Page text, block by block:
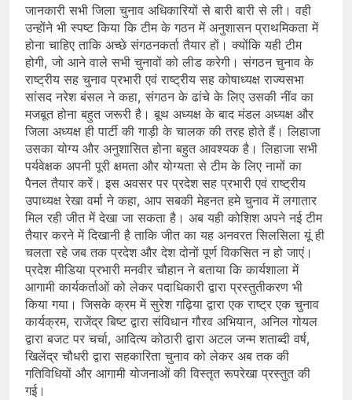
जानकारी सभी जिला चुनाव अधिकारियों से बारी बारी से ली। वही
उन्होंने भी स्पष्ट किया कि टीम के गठन में अनुशासन प्राथमिकता में
होना चाहिए ताकि अच्छे संगठनकर्ता तैयार हों। क्योंकि यही टीम
होगी, जो आने वाले सभी चुनावों को लीड करेगी। संगठन चुनाव के
राष्ट्रीय सह चुनाव प्रभारी एवं राष्ट्रीय सह कोषाध्यक्ष राज्यसभा
सांसद नरेश बंसल ने कहा, संगठन के ढांचे के लिए उसकी नींव का
मजबूत होना बहुत जरूरी है। बूथ अध्यक्ष के बाद मंडल अध्यक्ष और
जिला अध्यक्ष ही पार्टी की गाड़ी के चालक की तरह होते हैं। लिहाजा
उसका योग्य और अनुशासित होना बहुत आवश्यक है। लिहाजा सभी
पर्यवेक्षक अपनी पूरी क्षमता और योग्यता से टीम के लिए नामों का
पैनल तैयार करें। इस अवसर पर प्रदेश सह प्रभारी एवं राष्ट्रीय
उपाध्यक्ष रेखा वर्मा ने कहा, आप सबकी मेहनत हमे चुनाव में लगातार
मिल रही जीत में देखा जा सकता है। अब यही कोशिश अपने नई टीम
तैयार करने में दिखानी है ताकि जीत का यह अनवरत सिलसिला यूं ही
चलता रहे जब तक प्रदेश और देश दोनों पूर्ण विकसित न हो जाएं।
प्रदेश मीडिया प्रभारी मनवीर चौहान ने बताया कि कार्यशाला में
आगामी कार्यकर्ताओं को लेकर पदाधिकारी द्वारा प्रस्तुतीकरण भी
किया गया। जिसके क्रम में सुरेश गढ़िया द्वारा एक राष्ट्र एक चुनाव
कार्यक्रम, राजेंद्र बिष्ट द्वारा संविधान गौरव अभियान, अनिल गोयल
द्वारा बजट पर चर्चा, आदित्य कोठारी द्वारा अटल जन्म शताब्दी वर्ष,
खिलेंद्र चौधरी द्वारा सहकारिता चुनाव को लेकर अब तक की
गतिविधियों और आगामी योजनाओं की विस्तृत रूपरेखा प्रस्तुत की
गई।